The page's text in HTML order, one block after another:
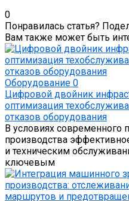
0
Понравилась статья?
Вам также может быть
Оборудование 0
Цифровой двойник
оптимизация
отказов оборудования
В условиях
производства
и техническим
ключевым